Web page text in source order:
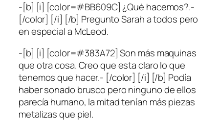
-[b] [i] [color=#BB609C] ¿Qué hacemos?.-
[/color] [/i] [/b] Pregunto Sarah a todos pero
en especial a McLeod.
-[b] [i] [color=#383A72] Son más maquinas
que otra cosa. Creo que esta claro lo que
tenemos que hacer.- [/color] [/i] [/b] Podía
haber sonado brusco pero ninguno de ellos
parecía humano, la mitad tenían más piezas
metalizas que piel.